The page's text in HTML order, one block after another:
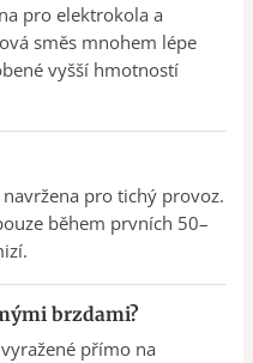
pro elektrokola a
směs mnohem lépe
vyšší hmotností
pro tichý provoz.
během prvních 50–
brzdami?
přímo na